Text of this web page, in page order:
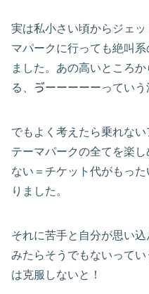
実は私小さい頃からジェ
マパークに行っても絶叫
ました。あの高いところ
る、ゔーーーーーってい
でもよく考えたら乗れな
テーマパークの全てを楽
ない＝チケット代がもっ
りました。
それに苦手と自分が思い
みたらそうでもないって
は克服しないと！